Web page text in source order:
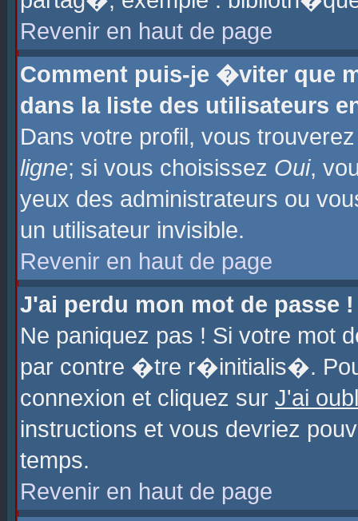
Revenir en haut de page
Comment puis-je �viter que
dans la liste des utilisateurs
Dans votre profil, vous
ligne; si vous choisissez Oui,
yeux des administrateurs ou
un utilisateur invisible.
Revenir en haut de page
J'ai perdu mon mot de passe !
Ne paniquez pas ! Si votre
par contre �tre r�initialis�.
connexion et cliquez sur J'ai
instructions et vous devriez
temps.
Revenir en haut de page